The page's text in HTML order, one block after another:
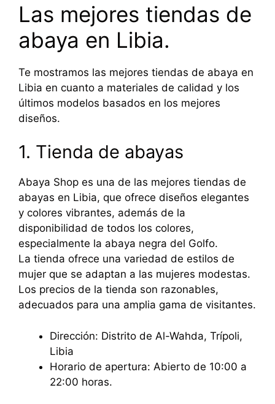
Las mejores tiendas de
abaya en Libia.
Te mostramos las mejores tiendas de abaya en
Libia en cuanto a materiales de calidad y los
últimos modelos basados en los mejores
diseños.
1. Tienda de abayas
Abaya Shop es una de las mejores tiendas de
abayas en Libia, que ofrece diseños elegantes
y colores vibrantes, además de la
disponibilidad de todos los colores,
especialmente la abaya negra del Golfo.
La tienda ofrece una variedad de estilos de
mujer que se adaptan a las mujeres modestas.
Los precios de la tienda son razonables,
adecuados para una amplia gama de visitantes.
Dirección: Distrito de Al-Wahda, Trípoli,
Libia
Horario de apertura: Abierto de 10:00 a
22:00 horas.